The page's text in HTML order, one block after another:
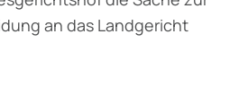
an das Landgericht